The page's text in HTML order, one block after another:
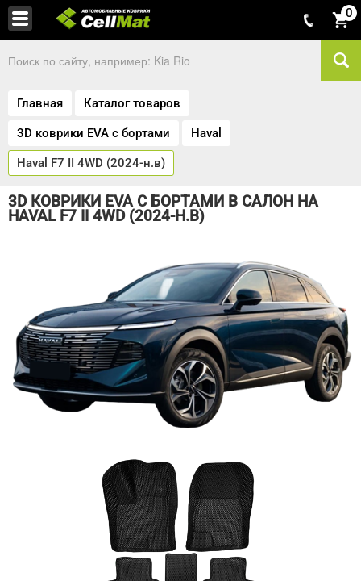
0
Главная Каталог товаров
3D коврики EVA с бортами Haval
Haval F7 II 4WD (2024-н.в)
3D КОВРИКИ EVA С БОРТАМИ В САЛОН НА
HAVAL F7 II 4WD (2024-Н.В)